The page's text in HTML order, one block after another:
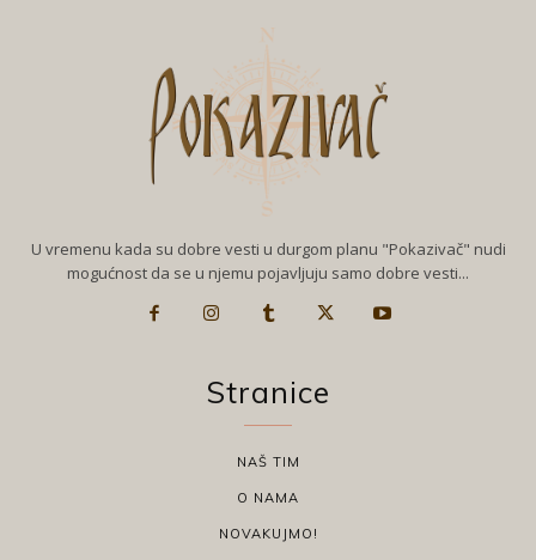
U vremenu kada su dobre vesti u durgom planu "Pokazivač" nudi
mogućnost da se u njemu pojavljuju samo dobre vesti...
Stranice
NAŠ TIM
O NAMA
NOVAKUJMO!